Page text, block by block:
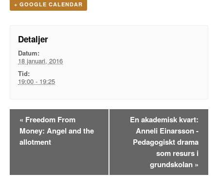
+ GOOGLE CALENDAR
Detaljer
Datum:
18 januari, 2016
Tid:
19:00 - 19:25
Evenemangsnavigation
« Freedom From
Money: Angel and the
allotment
En akademisk kvart:
Anneli Einarsson -
Pedagogiskt drama
som resurs i
grundskolan »